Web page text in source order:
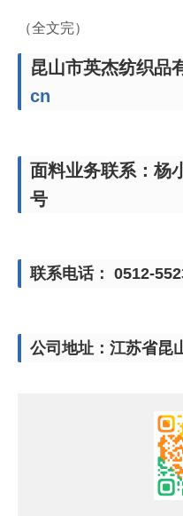
（全文完）
昆山市英杰纺织品
cn
面料业务联系：杨
号
联系电话： 0512-
公司地址：江苏省昆